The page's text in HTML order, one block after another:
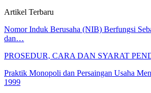
Artikel Terbaru
Nomor Induk Berusaha (NIB) Berfungsi
dan…
PROSEDUR, CARA DAN SYARAT
Praktik Monopoli dan Persaingan Usaha
1999